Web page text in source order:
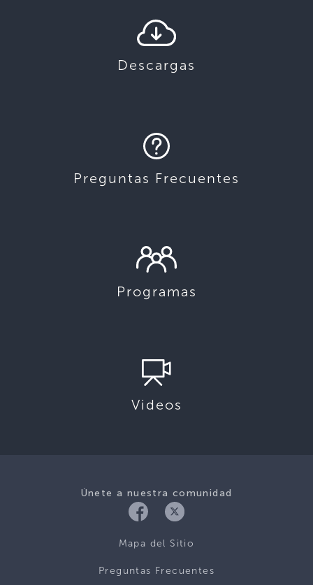
Descargas
Preguntas Frecuentes
Programas
Videos
Únete a nuestra comunidad
Mapa del Sitio
Preguntas Frecuentes